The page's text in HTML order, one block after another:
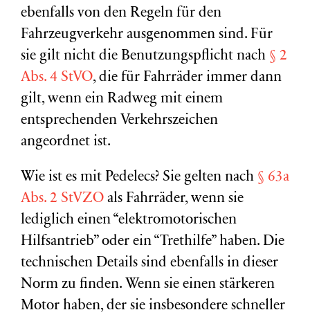
ebenfalls von den Regeln für den
Fahrzeugverkehr ausgenommen sind. Für
sie gilt nicht die Benutzungspflicht nach § 2
Abs. 4 StVO, die für Fahrräder immer dann
gilt, wenn ein Radweg mit einem
entsprechenden Verkehrszeichen
angeordnet ist.
Wie ist es mit Pedelecs? Sie gelten nach § 63a
Abs. 2 StVZO als Fahrräder, wenn sie
lediglich einen “elektromotorischen
Hilfsantrieb” oder ein “Trethilfe” haben. Die
technischen Details sind ebenfalls in dieser
Norm zu finden. Wenn sie einen stärkeren
Motor haben, der sie insbesondere schneller